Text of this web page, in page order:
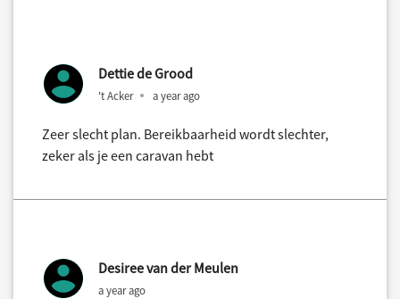
Dettie de Grood
't Acker a year ago
Zeer slecht plan. Bereikbaarheid wordt slechter,
zeker als je een caravan hebt
Desiree van der Meulen
a year ago